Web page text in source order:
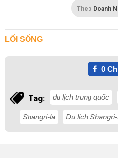
Theo Doanh
LỐI SỐNG
0
Tag: du lịch trung quốc
Shangri-la Du lịch